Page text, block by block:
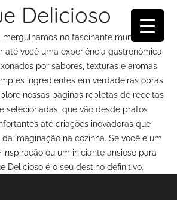
Delicioso
mergulhamos no fascinante mundo da
até você uma experiência gastronômica
por sabores, texturas e aromas
ingredientes em verdadeiras obras
nossas páginas repletas de receitas
selecionadas, que vão desde pratos
até criações inovadoras que
imaginação na cozinha. Se você é um
ou um iniciante ansioso para
Delicioso é o seu destino definitivo.